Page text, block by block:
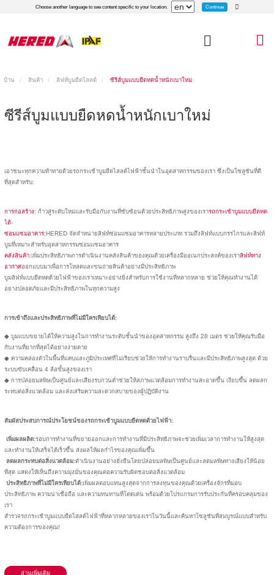
Choose another language to see content specific to your location. Continue
บ้าน สินค้า ลิฟท์บูมยืดไสลด์ ซีรีส์บูมแบบยืดหดน้ำหนักเบาใหม่
ซีรีส์บูมแบบยืดหดน้ำหนักเบาใหม่
เอาชนะทุกความท้าทายด้วยรถกระเช้าบูมยืดไสลด์ไฟฟ้าชั้นนำในอุตสาหกรรมของเรา ซึ่งเป็นโซลูชันที่ดี
ที่สุดสำหรับ:
การก่อสร้าง: ก้าวสู่ระดับใหม่และรับมือกับงานที่ซับซ้อนด้วยประสิทธิภาพสูงของเรารถกระเช้าบูมแบบยืดหด
ได้-
ซ่อมแซมอาคาร:HERED จัดจำหน่ายลิฟท์ซ่อมแซมอาคารหลายประเภท รวมถึงลิฟท์แบบกรรไกรและลิฟท์
บูมที่เหมาะสำหรับอุตสาหกรรมซ่อมแซมอาคาร
คลังสินค้า:เพิ่มประสิทธิภาพการดำเนินงานคลังสินค้าของคุณด้วยเครื่องมืออเนกประสงค์ของเราลิฟท์ทาง
อากาศออกแบบมาเพื่อการโหลดและขนถ่ายสินค้าอย่างมีประสิทธิภาพ
บูมลิฟท์แบบยืดหดด้วยไฟฟ้าของเราเหมาะอย่างยิ่งสำหรับการใช้งานที่หลากหลาย ช่วยให้คุณทำงานได้
อย่างปลอดภัยและมีประสิทธิภาพในทุกความสูง
การเข้าถึงและประสิทธิภาพที่ไม่มีใครเทียบได้:
◆ บูมแบบขยายได้ให้ความสูงในการทำงานระดับชั้นนำของอุตสาหกรรม สูงถึง 28 เมตร ช่วยให้คุณรับมือ
กับงานที่ยากที่สุดได้อย่างง่ายดาย
◆ ความคล่องตัวในพื้นที่แคบและภูมิประเทศที่ไม่เรียบช่วยให้การทำงานราบรื่นและมีประสิทธิภาพสูงสุด ด้วย
ระบบขับเคลื่อน 4 ล้อขั้นสูงของเรา
◆ การปล่อยมลพิษเป็นศูนย์และเสียงรบกวนต่ำช่วยให้สภาพแวดล้อมการทำงานสะอาดขึ้น เงียบขึ้น ลดผลก
ระทบต่อสิ่งแวดล้อม และส่งเสริมความสะดวกสบายของผู้ปฏิบัติงาน
สัมผัสประสบการณ์ประโยชน์ของรถกระเช้าบูมแบบยืดหดด้วยไฟฟ้า:
เพิ่มผลผลิต:รอบการทำงานที่ขยายออกและการทำงานที่มีประสิทธิภาพจะช่วยเพิ่มเวลาการทำงานให้สูงสุด
และทำงานให้เสร็จได้เร็วขึ้น ส่งผลให้ผลกำไรของคุณเพิ่มขึ้น
ลดผลกระทบต่อสิ่งแวดล้อม:ดำเนินงานอย่างยั่งยืนโดยปล่อยมลพิษเป็นศูนย์และลดมลพิษทางเสียงให้น้อย
ที่สุด แสดงให้เห็นถึงความมุ่งมั่นของคุณต่อความรับผิดชอบต่อสิ่งแวดล้อม
ประสิทธิภาพที่ไม่มีใครเทียบได้:เพิ่มผลตอบแทนสูงสุดจากการลงทุนของคุณด้วยเครื่องจักรที่มอบ
ประสิทธิภาพ ความน่าเชื่อถือ และความทนทานที่โดดเด่น พร้อมด้วยโปรแกรมการรับประกันที่ครอบคลุมของ
เรา
สำรวจรถกระเช้าบูมแบบยืดไสลด์ไฟฟ้าที่หลากหลายของเราในวันนี้และค้นหาโซลูชันที่สมบูรณ์แบบสำหรับ
ความต้องการของคุณ!
อ่านเพิ่มเติม